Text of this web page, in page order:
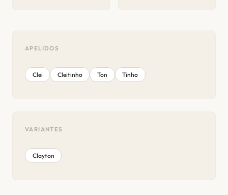
APELIDOS
Clei Cleitinho Ton Tinho
VARIANTES
Clayton